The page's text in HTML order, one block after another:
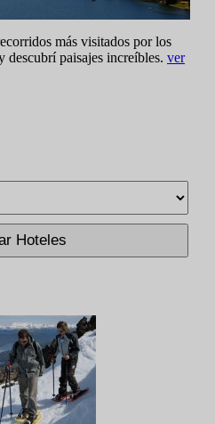
más visitados por los
descubrí paisajes increíbles. ver
Hoteles